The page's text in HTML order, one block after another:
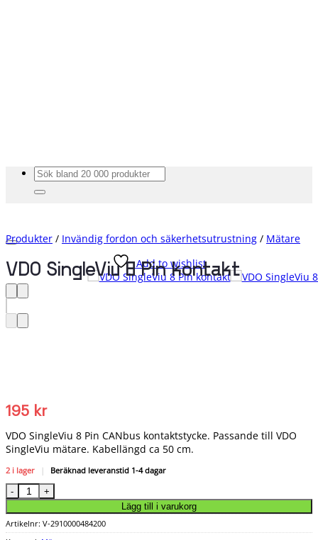
Sök
efter:
Add to wishlist
Produkter / Invändig fordon och säkerhetsutrustning / Mätare
VDO SingleViu 8 Pin kontakt
195 kr
VDO SingleViu 8 Pin CANbus kontaktstycke. Passande till VDO
SingleViu mätare. Kabellängd ca 50 cm.
2 i lager | Beräknad leveranstid 1-4 dagar
VDO SingleViu 8 Pin kontakt mängd
Lägg till i varukorg
Artikelnr: V-2910000484200